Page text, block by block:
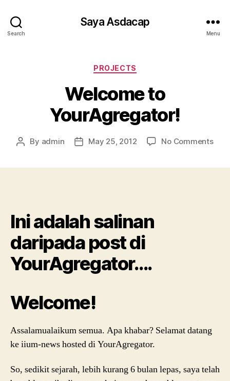
Search
Saya Asdacap
Menu
Categories
PROJECTS
Welcome to
YourAgregator!
Post
By admin
PostMay 25, 2012 No Commentson
Ini adalah salinan
daripada post di
YourAgregator….
Welcome!
Assalamualaikum semua. Apa khabar? Selamat datang
ke iium-news hosted di YourAgregator.
So, sedikit sejarah, lebih kurang 6 bulan lepas, saya telah